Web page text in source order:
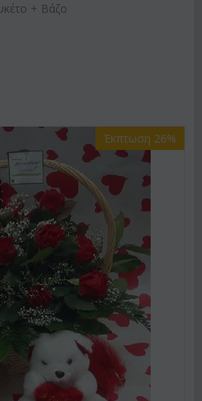
+ Βάζο
Έκπτωση 26%